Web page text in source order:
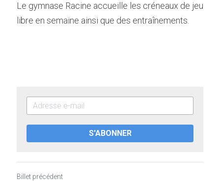
Le gymnase Racine accueille les créneaux de jeu
libre en semaine ainsi que des entraînements.
S'ABONNER
Billet précédent